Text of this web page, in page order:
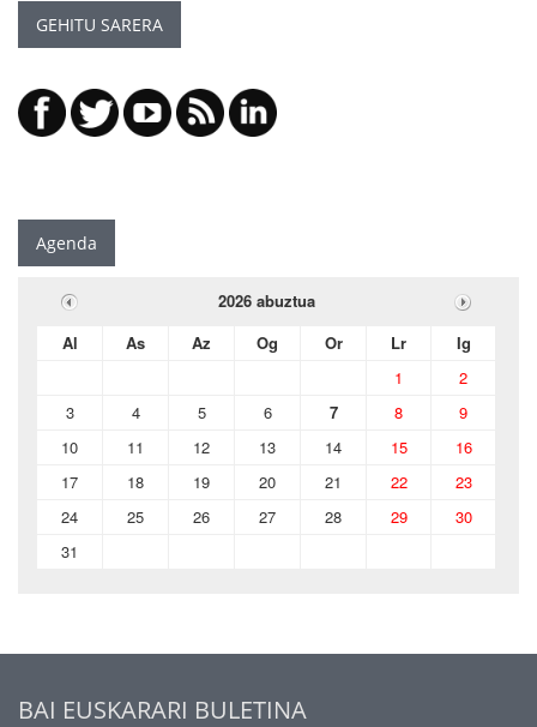
GEHITU SARERA
Agenda
2026 abuztua
Al
As Az Og Or Lr
Ig
1
2
3
4 5 6 7 8
9
10
11 12 13 14 15
16
17
18 19 20 21 22
23
24
25 26 27 28 29
30
31
BAI EUSKARARI BULETINA